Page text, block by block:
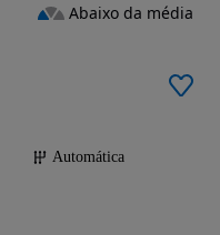
Automática
Abaixo da média